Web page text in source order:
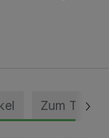
Zum Thema